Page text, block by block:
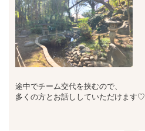
途中でチーム交代を挟むので、
多くの方とお話ししていただけます♡